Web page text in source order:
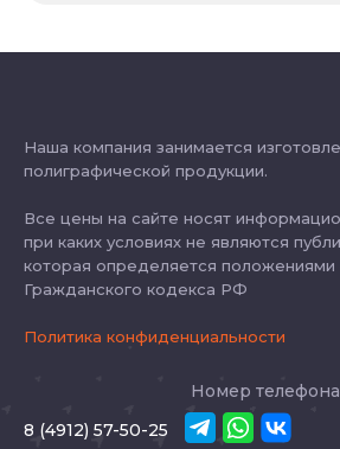
Наша компания занимается
полиграфической продукции.
Все цены на сайте носят
при каких условиях не являются
которая определяется положениями
Гражданского кодекса РФ
Политика конфиденциальности
Номер телефона
8 (4912) 57-50-25